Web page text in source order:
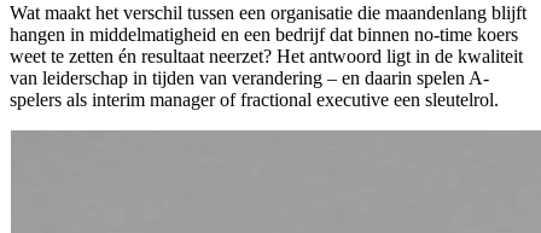
Wat maakt het verschil tussen een organisatie die maandenlang blijft
hangen in middelmatigheid en een bedrijf dat binnen no-time koers
weet te zetten én resultaat neerzet? Het antwoord ligt in de kwaliteit
van leiderschap in tijden van verandering – en daarin spelen A-
spelers als interim manager of fractional executive een sleutelrol.